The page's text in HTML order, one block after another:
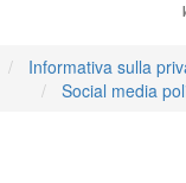
Informativa sulla
Social media